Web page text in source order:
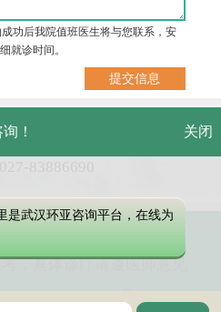
成功后我院值班医生将与您联系，安
就诊时间。
武汉市硚口区解放大道479号
免费电话：
环亚中医白癜风医院
，具体诊疗请遵医师意见
！ 关闭
是武汉环亚咨询平台，在线为